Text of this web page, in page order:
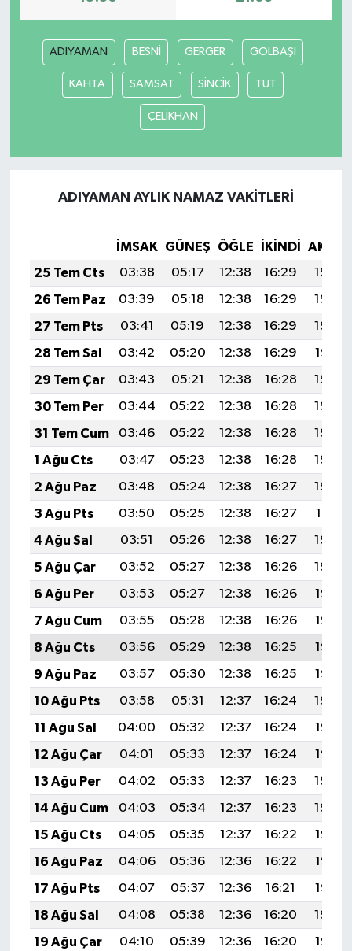
ADIYAMAN BESNİ GERGER GÖLBAŞI
KAHTA SAMSAT SİNCİK TUT
ÇELİKHAN
ADIYAMAN AYLIK NAMAZ VAKITLERI
İMSAK GÜNEŞ ÖĞLE İKINDI
25 Tem Cts
03:38 05:17 12:38 16:29
19:50
26 Tem Paz
03:39 05:18 12:38 16:29
19:49
27 Tem Pts
03:41 05:19 12:38 16:29
19:48
28 Tem Sal
03:42 05:20 12:38 16:29
19:47
29 Tem Çar
03:43 05:21 12:38 16:28
19:46
30 Tem Per
03:44 05:22 12:38 16:28
19:45
31 Tem Cum
03:46 05:22 12:38 16:28
19:44
1 Ağu Cts
03:47 05:23 12:38 16:28
19:43
2 Ağu Paz
03:48 05:24 12:38 16:27
19:42
3 Ağu Pts
03:50 05:25 12:38 16:27
19:41
4 Ağu Sal
03:51 05:26 12:38 16:27
19:40
5 Ağu Çar
03:52 05:27 12:38 16:26
19:39
6 Ağu Per
03:53 05:27 12:38 16:26
19:38
7 Ağu Cum
03:55 05:28 12:38 16:26
19:37
8 Ağu Cts
03:56 05:29 12:38 16:25
19:36
9 Ağu Paz
03:57 05:30 12:38 16:25
19:35
10 Ağu Pts
03:58 05:31 12:37 16:24
19:34
11 Ağu Sal
04:00 05:32 12:37 16:24
19:33
12 Ağu Çar
04:01 05:33 12:37 16:24
19:32
13 Ağu Per
04:02 05:33 12:37 16:23
19:30
14 Ağu Cum
04:03 05:34 12:37 16:23
19:29
15 Ağu Cts
04:05 05:35 12:37 16:22
19:28
16 Ağu Paz
04:06 05:36 12:36 16:22
19:27
17 Ağu Pts
04:07 05:37 12:36 16:21
19:25
18 Ağu Sal
04:08 05:38 12:36 16:20
19:24
19 Ağu Çar
04:10 05:39 12:36 16:20
19:23
Bitlis Müftülüğü
Bolu Müftülüğü
Burdur Müftülüğü
Bursa Müftülüğü
Çanakkale Müftülüğü
Çankırı Müftülüğü
Çorum Müftülüğü
Diyarbakır Müftülüğü
Düzce Müftülüğü
Edirne Müftülüğü
Erzincan Müftülüğü
Erzurum Müftülüğü
Eskişehir Müftülüğü
Giresun Müftülüğü
Gümüşhane Müftülüğü
Hakkari Müftülüğü
Iğdır Müftülüğü
Isparta Müftülüğü
İstanbul Müftülüğü
Sağlık
Makaleler
Duyurular
Podcast
Bilim, Teknoloji
Biyografiler
İhtida Haberleri
YAŞAM